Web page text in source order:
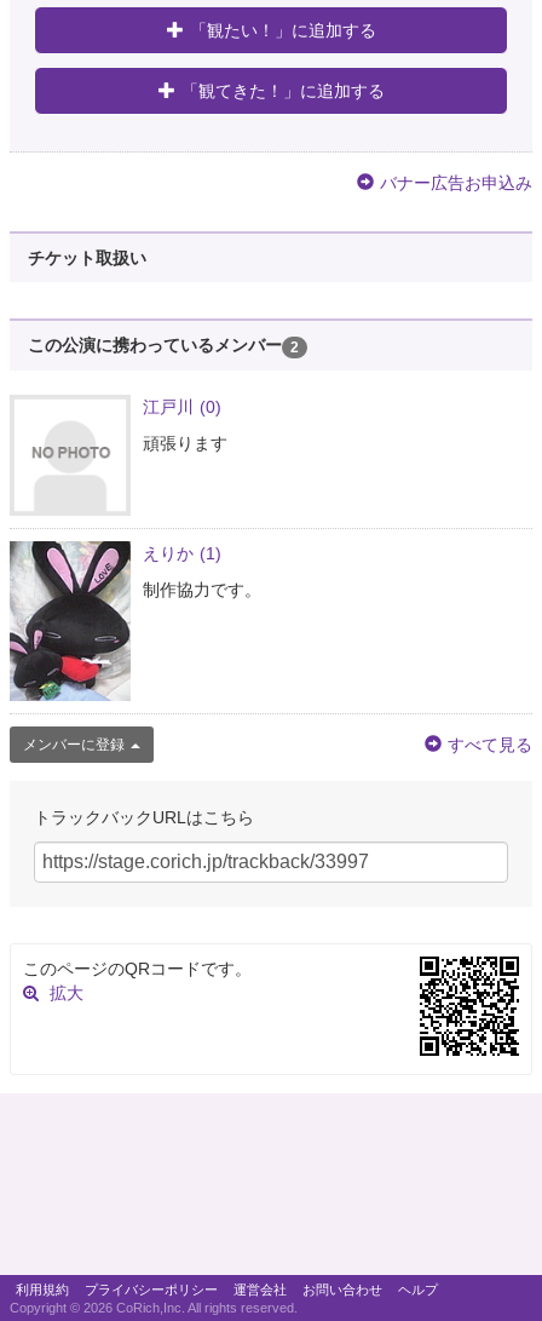
「観たい！」に追加する
「観てきた！」に追加する
バナー広告お申込み
チケット取扱い
この公演に携わっているメンバー 2
江戸川
(0)
頑張ります
えりか (1)
制作協力です。
メンバーに登録 すべて見る
トラックバックURLはこちら
このページのQRコードです。
拡大
利用規約 プライバシーポリシー 運営会社 お問い合わせ
ヘルプ
Copyright © 2026 CoRich,Inc. All rights reserved.